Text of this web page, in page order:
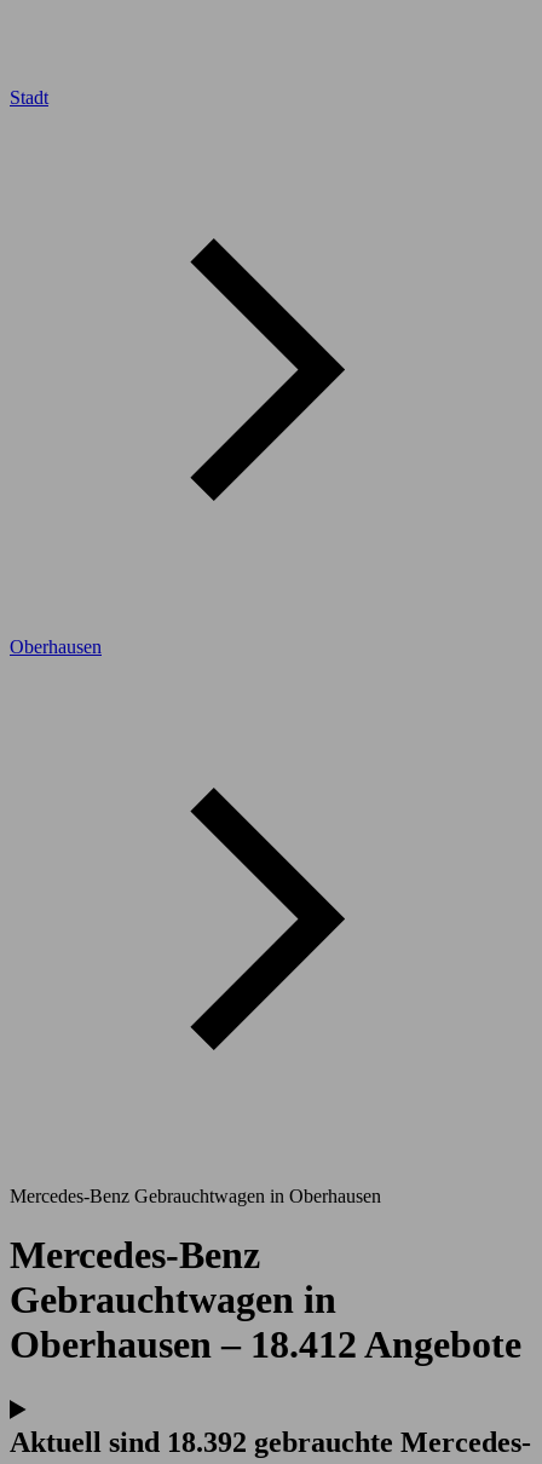
Stadt
Oberhausen
Mercedes-Benz Gebrauchtwagen in Oberhausen
Mercedes-Benz
Gebrauchtwagen in
Oberhausen – 18.412 Angebote
Aktuell sind 18.392 gebrauchte Mercedes-